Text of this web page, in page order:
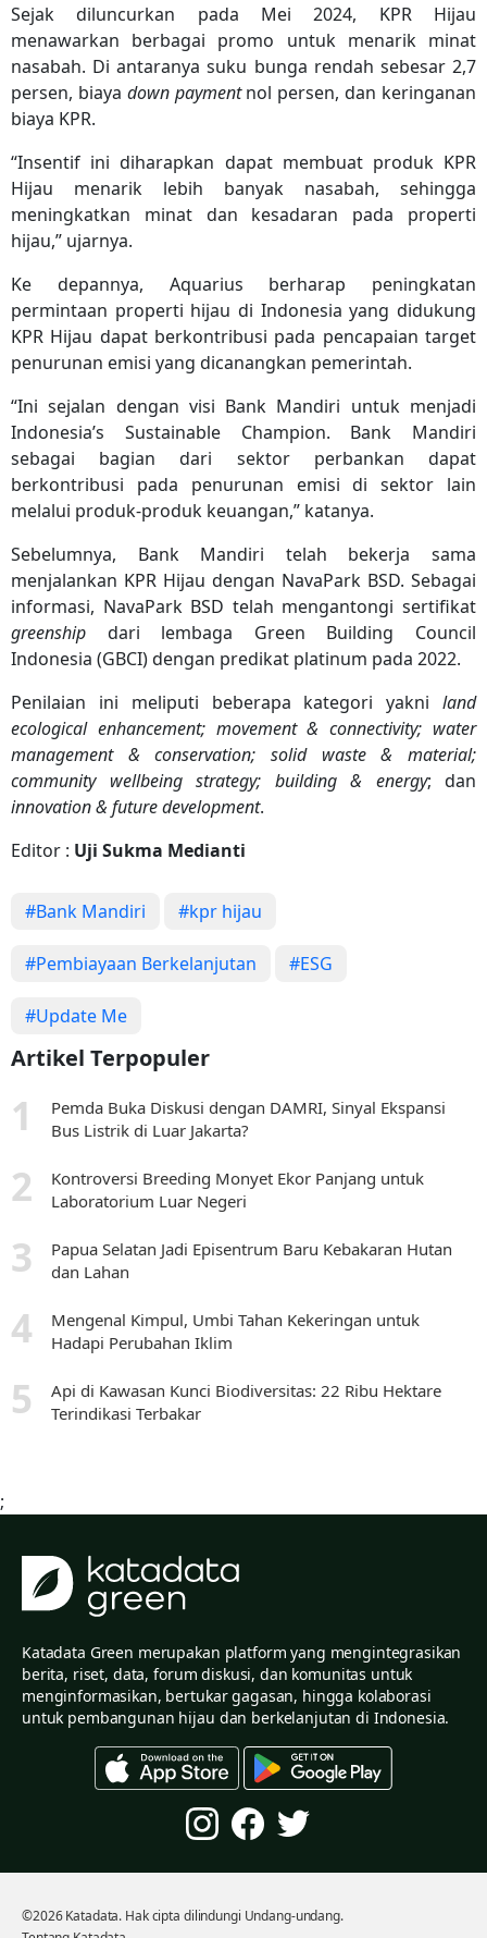
Sejak diluncurkan pada Mei 2024, KPR Hijau
menawarkan berbagai promo untuk menarik minat
nasabah. Di antaranya suku bunga rendah sebesar 2,7
persen, biaya down paymentnol persen, dan keringanan
biaya KPR.
“Insentif ini diharapkan dapat membuat produk KPR
Hijau menarik lebih banyak nasabah, sehingga
meningkatkan minat dan kesadaran pada properti
hijau,” ujarnya.
Ke depannya, Aquarius berharap peningkatan
permintaan properti hijau di Indonesia yang didukung
KPR Hijau dapat berkontribusi pada pencapaian target
penurunan emisi yang dicanangkan pemerintah.
“Ini sejalan dengan visi Bank Mandiri untuk menjadi
Indonesia’s Sustainable Champion. Bank Mandiri
sebagai bagian dari sektor perbankan dapat
berkontribusi pada penurunan emisi di sektor lain
melalui produk-produk keuangan,” katanya.
Sebelumnya, Bank Mandiri telah bekerja sama
menjalankan KPR Hijau dengan NavaPark BSD. Sebagai
informasi, NavaPark BSD telah mengantongi sertifikat
greenship dari lembaga Green Building Council
Indonesia (GBCI) dengan predikat platinum pada 2022.
Penilaian ini meliputi beberapa kategori yakni land
ecological enhancement; movement & connectivity; water
management & conservation; solid waste & material;
community wellbeing strategy; building & energy; dan
innovation & future development.
Editor : Uji Sukma Medianti
#Bank Mandiri #kpr hijau
#Pembiayaan Berkelanjutan #ESG
#Update Me
Artikel Terpopuler
Pemda Buka Diskusi dengan DAMRI, Sinyal Ekspansi
Bus Listrik di Luar Jakarta?
Kontroversi Breeding Monyet Ekor Panjang untuk
Laboratorium Luar Negeri
Papua Selatan Jadi Episentrum Baru Kebakaran Hutan
dan Lahan
Mengenal Kimpul, Umbi Tahan Kekeringan untuk
Hadapi Perubahan Iklim
Api di Kawasan Kunci Biodiversitas: 22 Ribu Hektare
Terindikasi Terbakar
;
Katadata Green merupakan platform yang mengintegrasikan
berita, riset, data, forum diskusi, dan komunitas untuk
menginformasikan, bertukar gagasan, hingga kolaborasi
untuk pembangunan hijau dan berkelanjutan di Indonesia.
©2026 Katadata. Hak cipta dilindungi Undang-undang.